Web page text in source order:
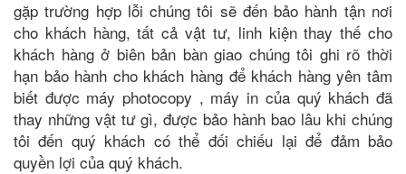
gặp trường hợp lỗi chúng tôi sẽ đến bảo hành tận nơi
cho khách hàng, tất cả vật tư, linh kiện thay thế cho
khách hàng ở biên bản bàn giao chúng tôi ghi rõ thời
hạn bảo hành cho khách hàng để khách hàng yên tâm
biết được máy photocopy , máy in của quý khách đã
thay những vật tư gì, được bảo hành bao lâu khi chúng
tôi đến quý khách có thể đối chiếu lại để đảm bảo
quyền lợi của quý khách.